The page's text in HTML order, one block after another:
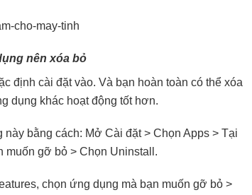
nên xóa bỏ
định cài đặt vào. Và bạn hoàn toàn có thể xóa
dụng khác hoạt động tốt hơn.
bằng cách: Mở Cài đặt > Chọn Apps > Tại
muốn gỡ bỏ > Chọn Uninstall.
chọn ứng dụng mà bạn muốn gỡ bỏ >